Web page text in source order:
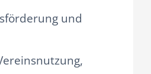
und